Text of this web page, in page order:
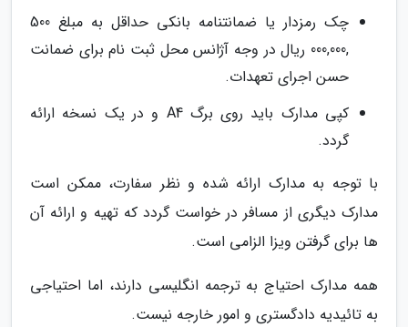
چک رمزدار یا ضمانت­نامه بانکی حداقل به مبلغ 500
,000,000 ریال در وجه آژانس محل ثبت نام برای ضمانت
حسن اجرای تعهدات.
کپی مدارک باید روی برگ A4 و در یک نسخه ارائه
گردد.
با توجه به مدارک ارائه شده و نظر سفارت، ممکن است
مدارک دیگری از مسافر در خواست گردد که تهیه و ارائه آن
ها برای گرفتن ویزا الزامی است.
همه مدارک احتیاج به ترجمه انگلیسی دارند، اما احتیاجی
به تائیدیه دادگستری و امور خارجه نیست.